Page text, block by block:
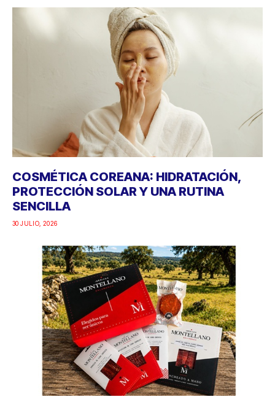
COSMÉTICA COREANA: HIDRATACIÓN,
PROTECCIÓN SOLAR Y UNA RUTINA
SENCILLA
30 JULIO, 2026